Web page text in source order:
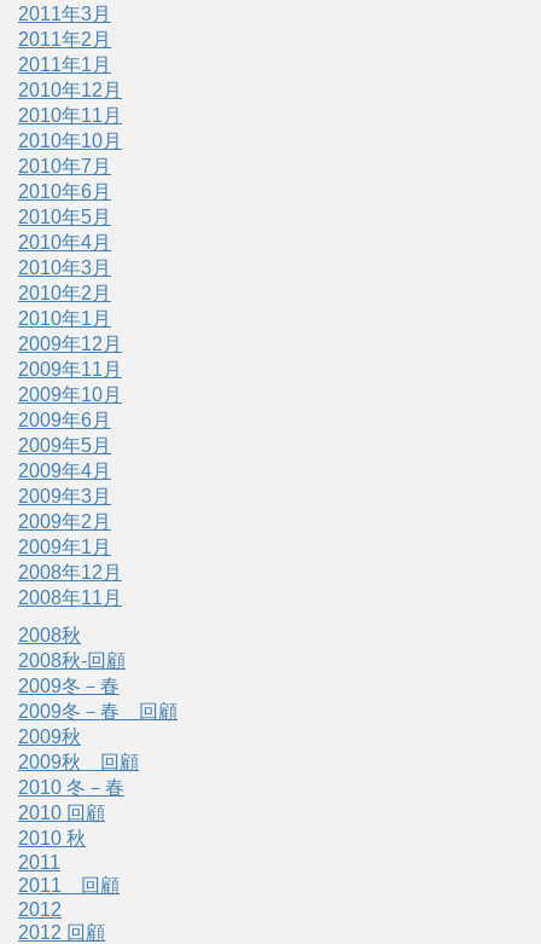
2011年3月
2011年2月
2011年1月
2010年12月
2010年11月
2010年10月
2010年7月
2010年6月
2010年5月
2010年4月
2010年3月
2010年2月
2010年1月
2009年12月
2009年11月
2009年10月
2009年6月
2009年5月
2009年4月
2009年3月
2009年2月
2009年1月
2008年12月
2008年11月
2008秋
2008秋-回顧
2009冬－春
2009冬－春 回顧
2009秋
2009秋 回顧
2010 冬－春
2010 回顧
2010 秋
2011
2011 回顧
2012
2012 回顧